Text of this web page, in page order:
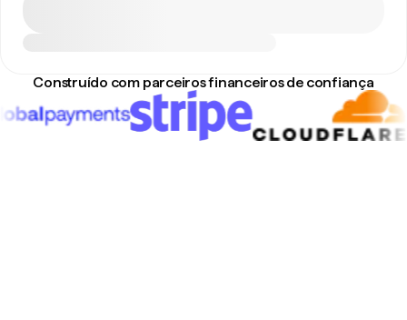
Construído com parceiros financeiros de confiança